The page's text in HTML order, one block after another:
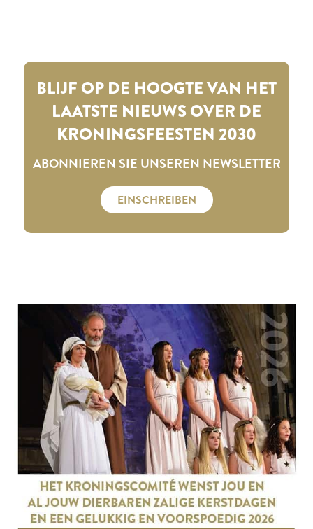
BLIJF OP DE HOOGTE VAN HET
LAATSTE NIEUWS OVER DE
KRONINGSFEESTEN 2030
ABONNIEREN SIE UNSEREN NEWSLETTER
EINSCHREIBEN